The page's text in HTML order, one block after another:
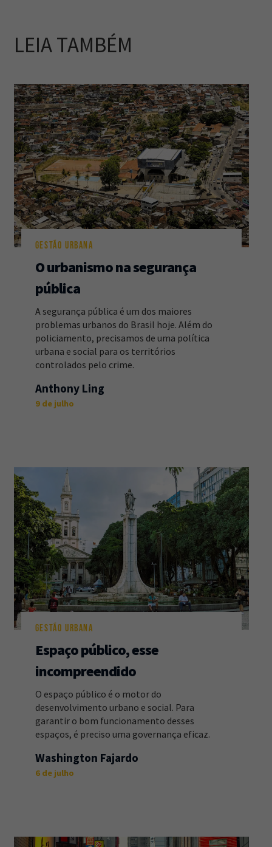
LEIA TAMBÉM
GESTÃO URBANA
O urbanismo na segurança
pública
A segurança pública é um dos maiores
problemas urbanos do Brasil hoje. Além do
policiamento, precisamos de uma política
urbana e social para os territórios
controlados pelo crime.
Anthony Ling
9 de julho
GESTÃO URBANA
Espaço público, esse
incompreendido
O espaço público é o motor do
desenvolvimento urbano e social. Para
garantir o bom funcionamento desses
espaços, é preciso uma governança eficaz.
Washington Fajardo
6 de julho